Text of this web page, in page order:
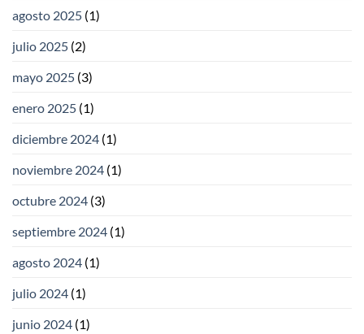
agosto 2025 (1)
julio 2025 (2)
mayo 2025 (3)
enero 2025 (1)
diciembre 2024 (1)
noviembre 2024 (1)
octubre 2024 (3)
septiembre 2024 (1)
agosto 2024 (1)
julio 2024 (1)
junio 2024 (1)